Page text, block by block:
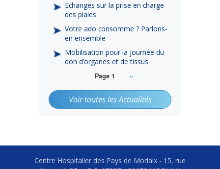
Echanges sur la prise en charge
des plaies
Votre ado consomme ? Parlons-
en ensemble
Mobilisation pour la journée du
don d’organes et de tissus
Page 1
Page
››
Voir toutes les Actualités
Centre Hospitalier des Pays de Morlaix - 15, rue